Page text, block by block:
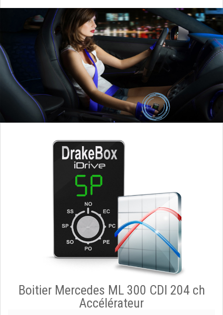
Boitier Mercedes ML 300 CDI 204 ch
Accélérateur